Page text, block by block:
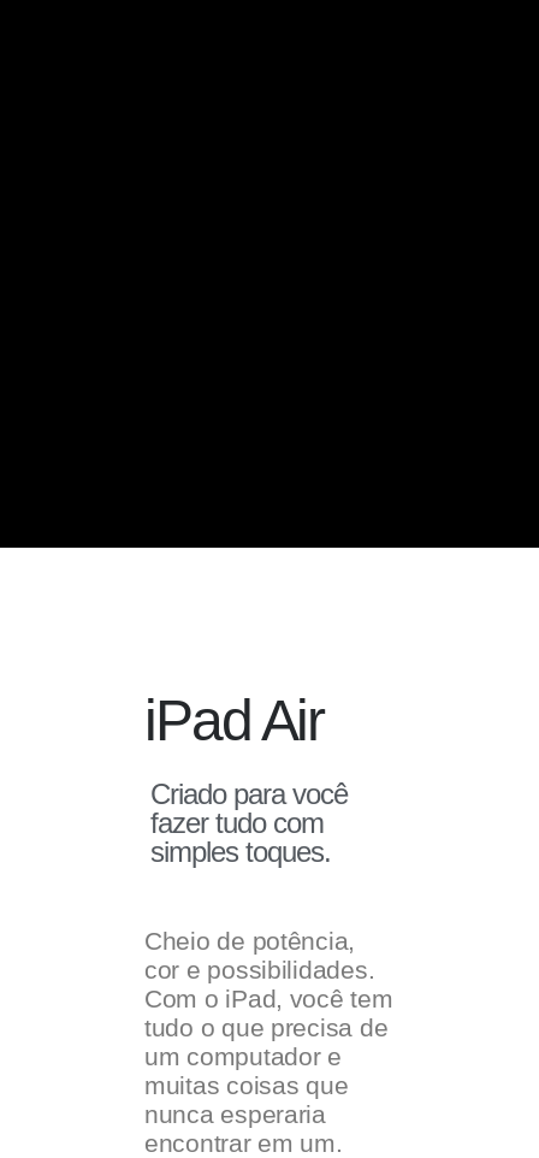
iPad Air
Criado para você
fazer tudo com
simples toques.
Cheio de potência,
cor e possibilidades.
Com o iPad, você tem
tudo o que precisa de
um computador e
muitas coisas que
nunca esperaria
encontrar em um.